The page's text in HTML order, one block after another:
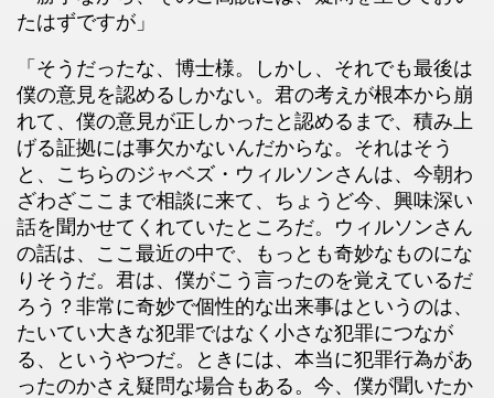
たはずですが」
「そうだったな、博士様。しかし、それでも最後は
僕の意見を認めるしかない。君の考えが根本から崩
れて、僕の意見が正しかったと認めるまで、積み上
げる証拠には事欠かないんだからな。それはそう
と、こちらのジャベズ・ウィルソンさんは、今朝わ
ざわざここまで相談に来て、ちょうど今、興味深い
話を聞かせてくれていたところだ。ウィルソンさん
の話は、ここ最近の中で、もっとも奇妙なものにな
りそうだ。君は、僕がこう言ったのを覚えているだ
ろう？非常に奇妙で個性的な出来事はというのは、
たいてい大きな犯罪ではなく小さな犯罪につなが
る、というやつだ。ときには、本当に犯罪行為があ
ったのかさえ疑問な場合もある。今、僕が聞いたか